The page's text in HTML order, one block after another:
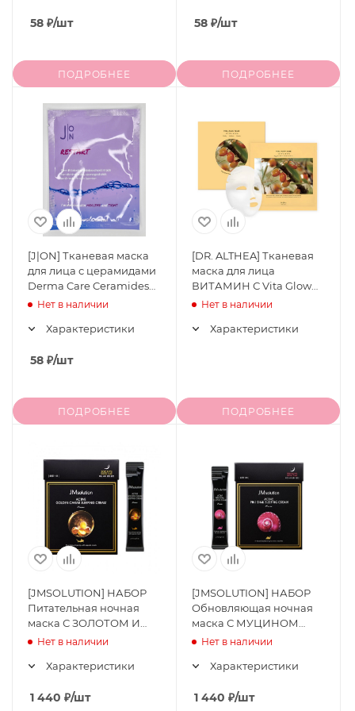
58 ₽/шт
ПОДРОБНЕЕ
58 ₽/шт
ПОДРОБНЕЕ
[J|ON] Тканевая маска
для лица с церамидами
Derma Care Ceramides
Sheet Mask, 28 мл
Нет в наличии
Характеристики
58 ₽/шт
ПОДРОБНЕЕ
[DR. ALTHEA] Тканевая
маска для лица
ВИТАМИН С Vita Glow
Mask, 5 шт
Нет в наличии
Характеристики
ПОДРОБНЕЕ
[JMSOLUTION] НАБОР
Питательная ночная
маска С ЗОЛОТОМ И
ИКРОЙ Active Golden
Prime 30 шт*4 мл
Нет в наличии
Характеристики
1 440 ₽/шт
[JMSOLUTION] НАБОР
Обновляющая ночная
маска С МУЦИНОМ
УЛИТКИ Active Pink
Prime 30 шт*4 мл
Нет в наличии
Характеристики
1 440 ₽/шт